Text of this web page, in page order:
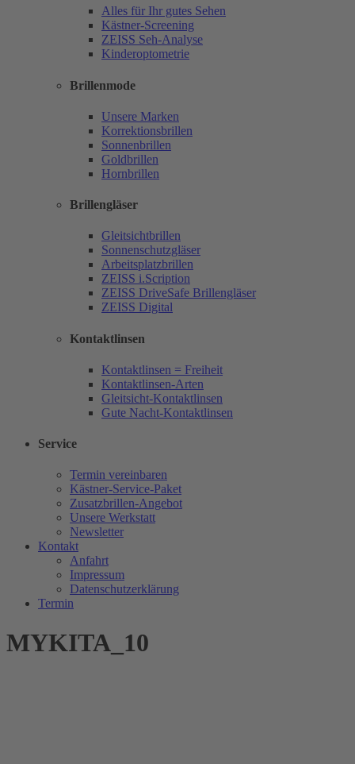
Alles für Ihr gutes Sehen
Kästner-Screening
ZEISS Seh-Analyse
Kinderoptometrie
Brillenmode
Unsere Marken
Korrektionsbrillen
Sonnenbrillen
Goldbrillen
Hornbrillen
Brillengläser
Gleitsichtbrillen
Sonnenschutzgläser
Arbeitsplatzbrillen
ZEISS i.Scription
ZEISS DriveSafe Brillengläser
ZEISS Digital
Kontaktlinsen
Kontaktlinsen = Freiheit
Kontaktlinsen-Arten
Gleitsicht-Kontaktlinsen
Gute Nacht-Kontaktlinsen
Service
Termin vereinbaren
Kästner-Service-Paket
Zusatzbrillen-Angebot
Unsere Werkstatt
Newsletter
Kontakt
Anfahrt
Impressum
Datenschutzerklärung
Termin
MYKITA_10